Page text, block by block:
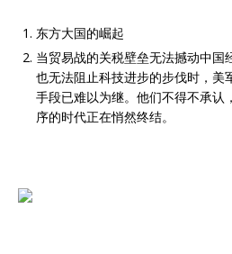
东方大国的崛起
当贸易战的关税壁垒无法撼动中国
也无法阻止科技进步的步伐时，美
手段已难以为继。他们不得不承认
序的时代正在悄然终结。